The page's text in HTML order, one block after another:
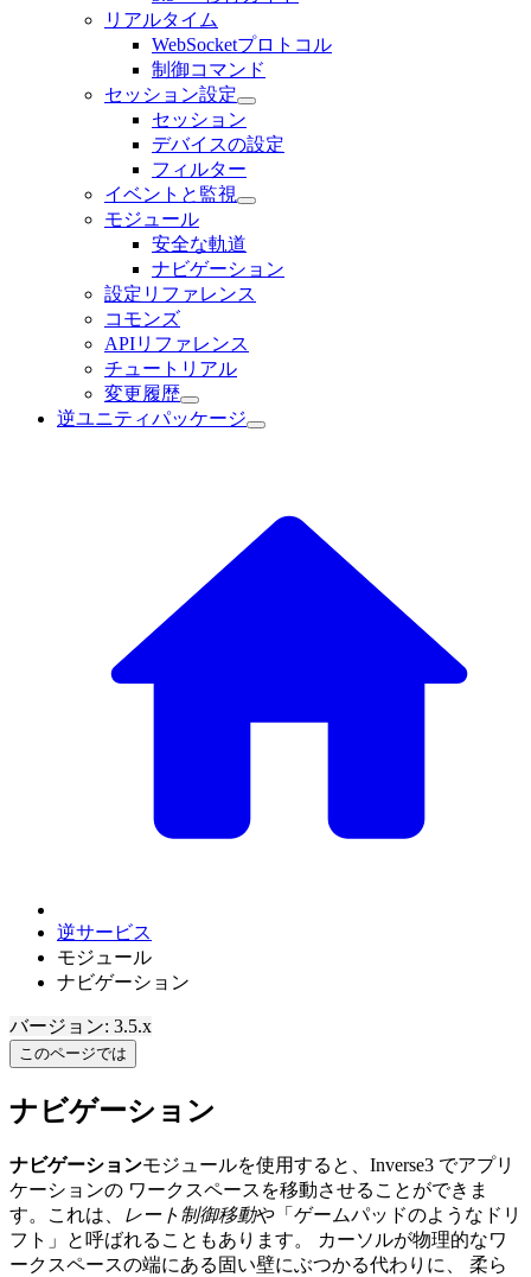
リアルタイム
WebSocketプロトコル
制御コマンド
セッション設定
セッション
デバイスの設定
フィルター
イベントと監視
モジュール
安全な軌道
ナビゲーション
設定リファレンス
コモンズ
APIリファレンス
チュートリアル
変更履歴
逆ユニティパッケージ
逆サービス
モジュール
ナビゲーション
バージョン: 3.5.x
このページでは
ナビゲーション
ナビゲーションモジュールを使用すると、Inverse3 でアプリ
ケーションの ワークスペースを移動させることができま
す。これは、
レート制御移動や「ゲームパッドのようなドリ
フト」と呼ばれることもあります。 カーソルが物理的なワ
ークスペースの端にある固い壁にぶつかる代わりに、 柔ら